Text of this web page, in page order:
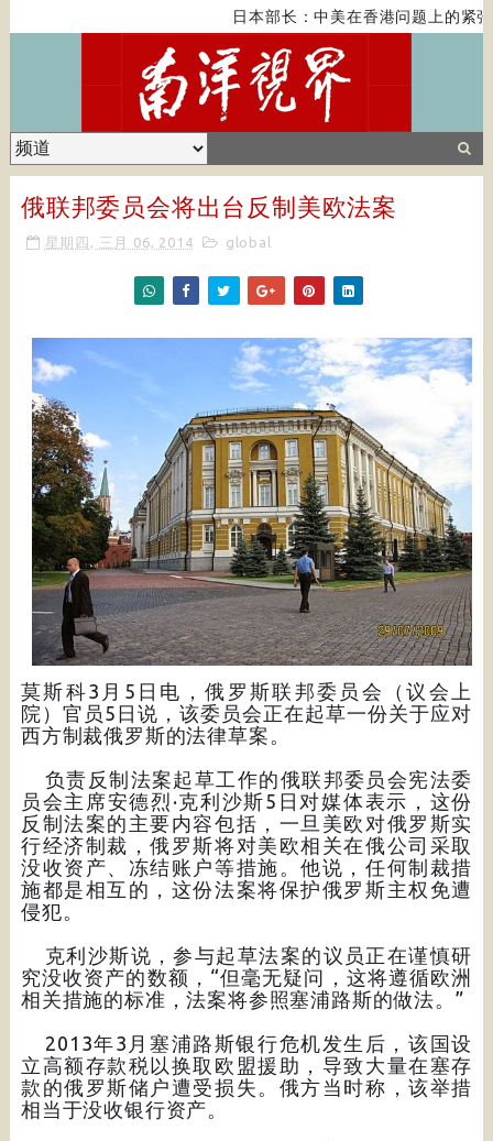
日本部长：中美在香港问题上的紧张
俄联邦委员会将出台反制美欧法案
星期四, 三月 06, 2014 global
莫斯科3月5日电，俄罗斯联邦委员会（议会上
院）官员5日说，该委员会正在起草一份关于应对
西方制裁俄罗斯的法律草案。
负责反制法案起草工作的俄联邦委员会宪法委
员会主席安德烈·克利沙斯5日对媒体表示，这份
反制法案的主要内容包括，一旦美欧对俄罗斯实
行经济制裁，俄罗斯将对美欧相关在俄公司采取
没收资产、冻结账户等措施。他说，任何制裁措
施都是相互的，这份法案将保护俄罗斯主权免遭
侵犯。
克利沙斯说，参与起草法案的议员正在谨慎研
究没收资产的数额，“但毫无疑问，这将遵循欧洲
相关措施的标准，法案将参照塞浦路斯的做法。”
2013年3月塞浦路斯银行危机发生后，该国设
立高额存款税以换取欧盟援助，导致大量在塞存
款的俄罗斯储户遭受损失。俄方当时称，该举措
相当于没收银行资产。